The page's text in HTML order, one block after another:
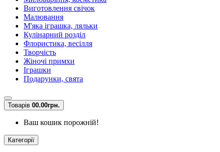
Виготовлення свічок
Малювання
М'яка іграшка, ляльки
Кулінарний розділ
Флористика, весілля
Творчість
Жіночі примхи
Іграшки
Подарунки, свята
Товарів 00.00грн.
Ваш кошик порожній!
Категорії